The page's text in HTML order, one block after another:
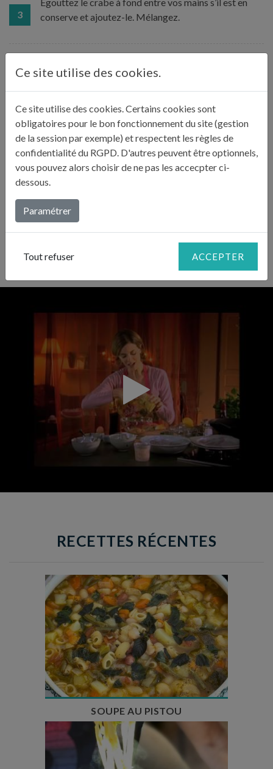
3
conserve et ajoutez-le. Mélangez.
Dans une grande poêle profonde, faites chauffer
l’huile à feu moyen (elle doit être chaude mais pas
les cuire 1 minute environ de chaque côté. Egouttez
sur du papier absorbant.
5
Servez bien chaud avec quartiers de citron et une
sauce cocktail maison faite de mayonnaise fouettée
avec du paprika, du jus de citron et un peu du jus de
crabe.
RECETTES RÉCENTES
Temps de préparation : 35 min
Temps de cuisson : 1h15
Nombre de couverts : 8
SOUPE AU PISTOU
Ce site utilise des cookies.
Ce site utilise des cookies. Certains cookies sont
obligatoires pour le bon fonctionnement du site (gestion
de la session par exemple) et respectent les règles de
confidentialité du RGPD. D'autres peuvent être optionnels,
vous pouvez alors choisir de ne pas les accecpter ci-
dessous.
Paramétrer
Tout refuser ACCEPTER